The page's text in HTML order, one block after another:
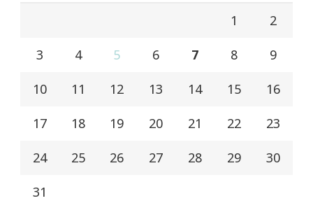
1 2
3 4 5 6 7 8 9
10 11 12 13 14 15 16
17 18 19 20 21 22 23
24 25 26 27 28 29 30
31